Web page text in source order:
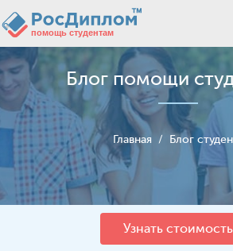
Блог помощи
Главная / Блог
Узнать стоимость